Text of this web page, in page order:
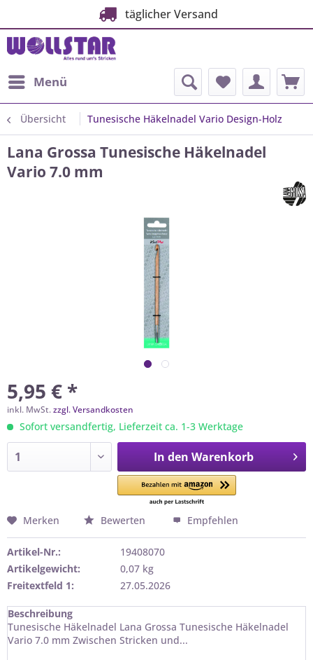
täglicher Versand
Menü
Übersicht Tunesische Häkelnadel Vario Design-Holz
Lana Grossa Tunesische Häkelnadel
Vario 7.0 mm
5,95 € *
inkl. MwSt.zzgl. Versandkosten
Sofort versandfertig, Lieferzeit ca. 1-3 Werktage
In den Warenkorb
Merken Bewerten Empfehlen
Artikel-Nr.:
19408070
Artikelgewicht:
0,07 kg
Freitextfeld 1:
27.05.2026
Beschreibung
Tunesische Häkelnadel Lana Grossa Tunesische Häkelnadel
Vario 7.0 mm Zwischen Stricken und...